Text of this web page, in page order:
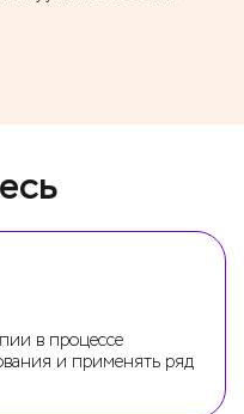
в процессе
и применять ряд